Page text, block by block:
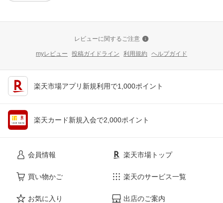
レビューに関するご注意
myレビュー 投稿ガイドライン 利用規約 ヘルプガイド
楽天市場アプリ新規利用で1,000ポイント
楽天カード新規入会で2,000ポイント
会員情報
買い物かご
お気に入り
楽天市場トップ
楽天のサービス一覧
出店のご案内